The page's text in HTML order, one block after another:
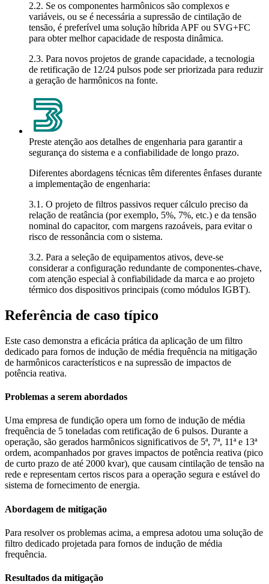
2.2. Se os componentes harmônicos são complexos e
variáveis, ou se é necessária a supressão de cintilação de
tensão, é preferível uma solução híbrida APF ou SVG+FC
para obter melhor capacidade de resposta dinâmica.
2.3. Para novos projetos de grande capacidade, a tecnologia
de retificação de 12/24 pulsos pode ser priorizada para reduzir
a geração de harmônicos na fonte.
Preste atenção aos detalhes de engenharia para garantir a
segurança do sistema e a confiabilidade de longo prazo.
Diferentes abordagens técnicas têm diferentes ênfases durante
a implementação de engenharia:
3.1. O projeto de filtros passivos requer cálculo preciso da
relação de reatância (por exemplo, 5%, 7%, etc.) e da tensão
nominal do capacitor, com margens razoáveis, para evitar o
risco de ressonância com o sistema.
3.2. Para a seleção de equipamentos ativos, deve-se
considerar a configuração redundante de componentes-chave,
com atenção especial à confiabilidade da marca e ao projeto
térmico dos dispositivos principais (como módulos IGBT).
Referência de caso típico
Este caso demonstra a eficácia prática da aplicação de um filtro
dedicado para fornos de indução de média frequência na mitigação
de harmônicos característicos e na supressão de impactos de
potência reativa.
Problemas a serem abordados
Uma empresa de fundição opera um forno de indução de média
frequência de 5 toneladas com retificação de 6 pulsos. Durante a
operação, são gerados harmônicos significativos de 5ª, 7ª, 11ª e 13ª
ordem, acompanhados por graves impactos de potência reativa (pico
de curto prazo de até 2000 kvar), que causam cintilação de tensão na
rede e representam certos riscos para a operação segura e estável do
sistema de fornecimento de energia.
Abordagem de mitigação
Para resolver os problemas acima, a empresa adotou uma solução de
filtro dedicado projetada para fornos de indução de média
frequência.
Resultados da mitigação